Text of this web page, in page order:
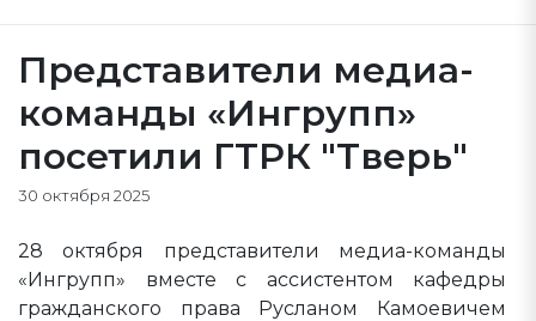
Представители медиа-
команды «Ингрупп»
посетили ГТРК "Тверь"
30 октября 2025
28 октября представители медиа-команды
«Ингрупп» вместе с ассистентом кафедры
гражданского права Русланом Камоевичем